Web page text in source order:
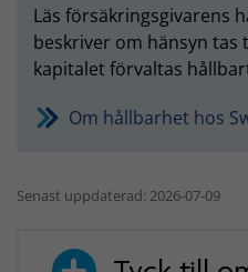
Läs försäkringsgivarens
beskriver om hänsyn
kapitalet förvaltas
Om hållbarhet hos
Senast uppdaterad: 2026-07-09